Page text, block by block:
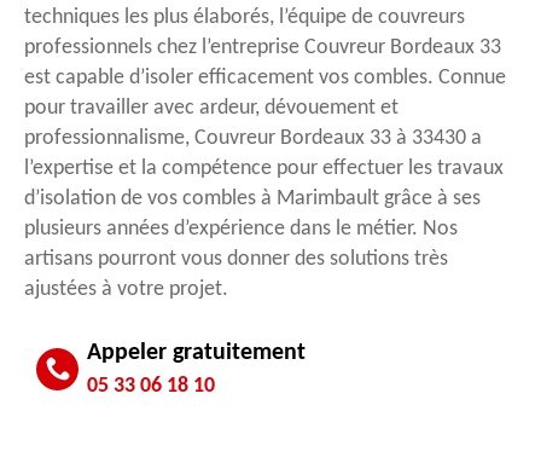
techniques les plus élaborés, l’équipe de couvreurs
professionnels chez l’entreprise Couvreur Bordeaux 33
est capable d’isoler efficacement vos combles. Connue
pour travailler avec ardeur, dévouement et
professionnalisme, Couvreur Bordeaux 33 à 33430 a
l’expertise et la compétence pour effectuer les travaux
d’isolation de vos combles à Marimbault grâce à ses
plusieurs années d’expérience dans le métier. Nos
artisans pourront vous donner des solutions très
ajustées à votre projet.
Appeler gratuitement
05 33 06 18 10